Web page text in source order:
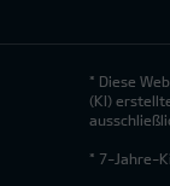
* Diese
(KI)
* 7-Jahre-